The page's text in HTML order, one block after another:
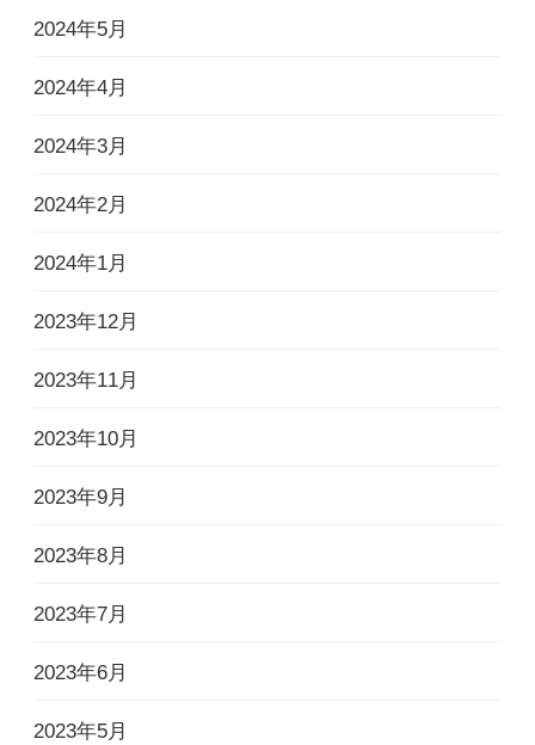
2024年5月
2024年4月
2024年3月
2024年2月
2024年1月
2023年12月
2023年11月
2023年10月
2023年9月
2023年8月
2023年7月
2023年6月
2023年5月